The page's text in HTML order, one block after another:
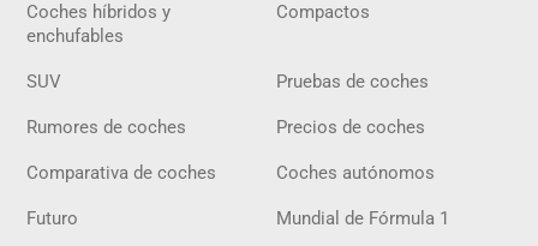
Coches híbridos y
enchufables
Compactos
SUV Pruebas de coches
Rumores de coches Precios de coches
Comparativa de coches Coches autónomos
Futuro Mundial de Fórmula 1